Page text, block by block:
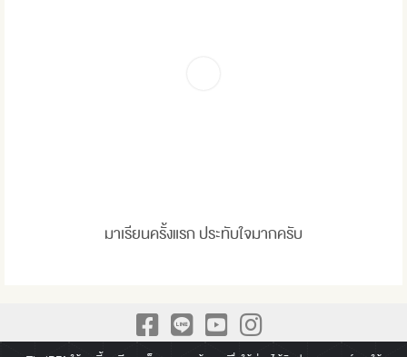
มาเรียนครั้งแรก ประทับใจมากครับ